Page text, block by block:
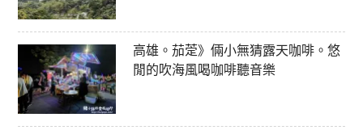
高雄。茄萣》倆小無猜露天咖啡。悠
閒的吹海風喝咖啡聽音樂